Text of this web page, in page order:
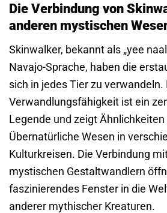
Die Verbindung von
anderen mystischen
Skinwalker, bekannt als „yee
Navajo-Sprache, haben die
sich in jedes Tier zu verwandeln.
Verwandlungsfähigkeit ist ein
Legende und zeigt
Übernatürliche Wesen in
Kulturkreisen. Die Verbindung
mystischen Gestaltwandlern
faszinierendes Fenster in die
anderer mythischer Kreaturen.